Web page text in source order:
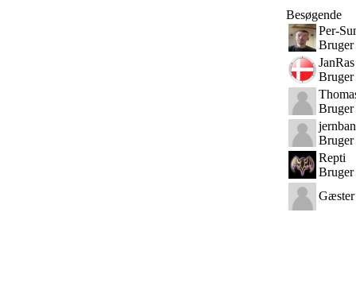
Besøgende
Per-
Bruger
JanRas
Bruger
Bruger
Bruger
Repti
Bruger